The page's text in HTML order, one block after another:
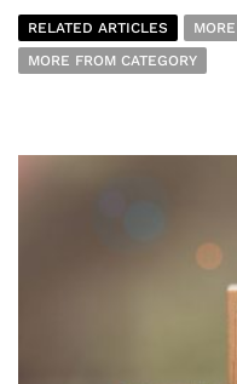
RELATED ARTICLES
MORE FROM CATEGORY